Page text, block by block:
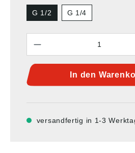
G 1/2 G 1/4
In den
versandfertig in 1-3